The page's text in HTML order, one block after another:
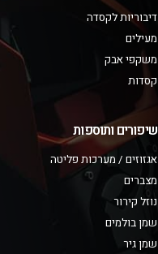
דיבוריות לקסדה
מעילים
משקפי אבק
קסדות
שיפורים ותוספות
אגזוזים / מערכות פליטה
מצברים
נוזל קירור
שמן בולמים
שמן גיר